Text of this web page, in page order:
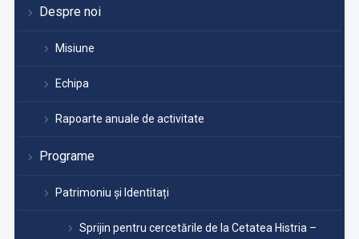
Despre noi
Misiune
Echipa
Rapoarte anuale de activitate
Programe
Patrimoniu și Identitați
Sprijin pentru cercetările de la Cetatea Histria –